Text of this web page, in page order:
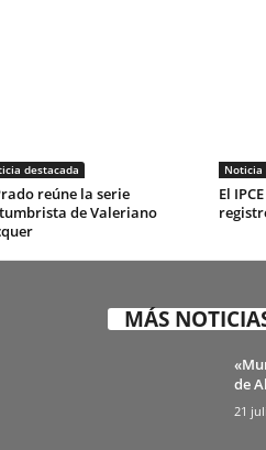
destacada
reúne la serie
de Valeriano
Noticia
El
MÁS
de
21